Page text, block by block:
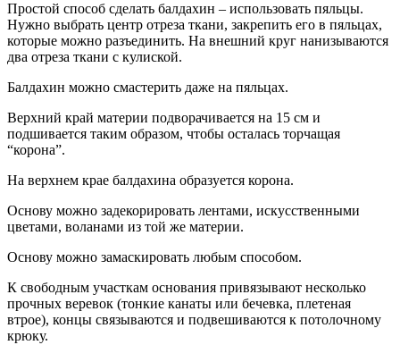
Простой способ сделать балдахин – использовать пяльцы.
Нужно выбрать центр отреза ткани, закрепить его в пяльцах,
которые можно разъединить. На внешний круг нанизываются
два отреза ткани с кулиской.
Балдахин можно смастерить даже на пяльцах.
Верхний край материи подворачивается на 15 см и
подшивается таким образом, чтобы осталась торчащая
“корона”.
На верхнем крае балдахина образуется корона.
Основу можно задекорировать лентами, искусственными
цветами, воланами из той же материи.
Основу можно замаскировать любым способом.
К свободным участкам основания привязывают несколько
прочных веревок (тонкие канаты или бечевка, плетеная
втрое), концы связываются и подвешиваются к потолочному
крюку.